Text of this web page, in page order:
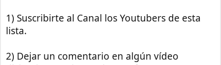
1) Suscribirte al Canal los Youtubers de esta
lista.
2) Dejar un comentario en algún vídeo